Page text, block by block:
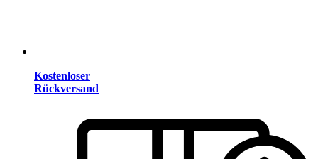
Kostenloser
Rückversand